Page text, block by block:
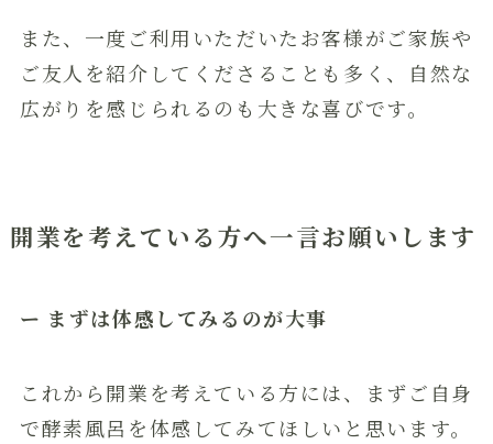
また、一度ご利用いただいたお客様がご家族や
ご友人を紹介してくださることも多く、自然な
広がりを感じられるのも大きな喜びです。
開業を考えている方へ一言お願いします
ー まずは体感してみるのが大事
これから開業を考えている方には、まずご自身
で酵素風呂を体感してみてほしいと思います。